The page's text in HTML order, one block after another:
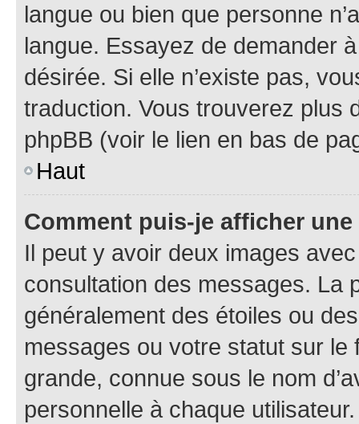
langue ou bien que personne
langue. Essayez de demander
désirée. Si elle n’existe pas,
traduction. Vous trouverez plus
phpBB (voir le lien en bas de
Haut
Comment puis-je afficher
Il peut y avoir deux images
consultation des messages. La
généralement des étoiles ou
messages ou votre statut sur
grande, connue sous le nom
personnelle à chaque utilisateur.